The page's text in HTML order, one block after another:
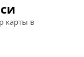
карты в